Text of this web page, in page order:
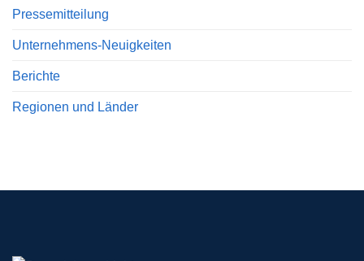
Pressemitteilung
Unternehmens-Neuigkeiten
Berichte
Regionen und Länder